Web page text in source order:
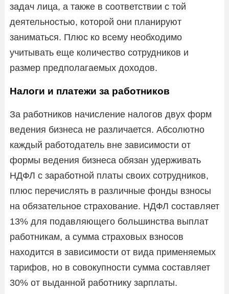
задач лица, а также в соответствии с той
деятельностью, которой они планируют
заниматься. Плюс ко всему необходимо
учитывать еще количество сотрудников и
размер предполагаемых доходов.
Налоги и платежи за работников
За работников начисление налогов двух форм
ведения бизнеса не различается. Абсолютно
каждый работодатель вне зависимости от
формы ведения бизнеса обязан удерживать
НДФЛ с заработной платы своих сотрудников,
плюс перечислять в различные фонды взносы
на обязательное страхование. НДФЛ составляет
13% для подавляющего большинства выплат
работникам, а сумма страховых взносов
находится в зависимости от вида применяемых
тарифов, но в совокупности сумма составляет
30% от выданной работнику зарплаты.